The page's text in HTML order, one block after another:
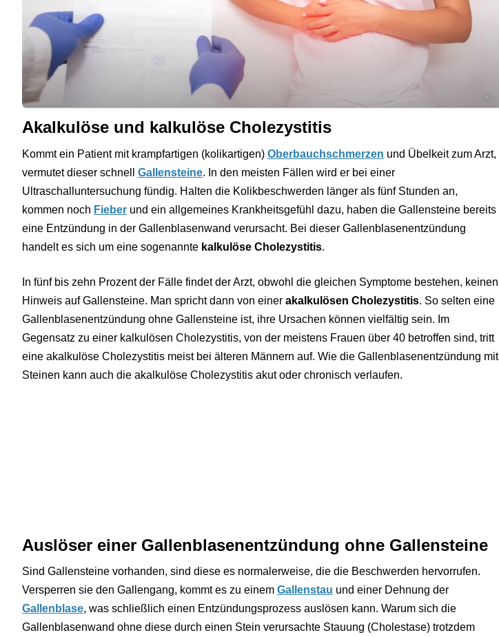
©
Akalkulöse und kalkulöse Cholezystitis
Kommt ein Patient mit krampfartigen (kolikartigen) Oberbauchschmerzen und Übelkeit zum Arzt,
vermutet dieser schnell Gallensteine. In den meisten Fällen wird er bei einer
Ultraschalluntersuchung fündig. Halten die Kolikbeschwerden länger als fünf Stunden an,
kommen noch Fieber und ein allgemeines Krankheitsgefühl dazu, haben die Gallensteine bereits
eine Entzündung in der Gallenblasenwand verursacht. Bei dieser Gallenblasenentzündung
handelt es sich um eine sogenannte kalkulöse Cholezystitis.
In fünf bis zehn Prozent der Fälle findet der Arzt, obwohl die gleichen Symptome bestehen, keinen
Hinweis auf Gallensteine. Man spricht dann von einer akalkulösen Cholezystitis. So selten eine
Gallenblasenentzündung ohne Gallensteine ist, ihre Ursachen können vielfältig sein. Im
Gegensatz zu einer kalkulösen Cholezystitis, von der meistens Frauen über 40 betroffen sind, tritt
eine akalkulöse Cholezystitis meist bei älteren Männern auf. Wie die Gallenblasenentzündung mit
Steinen kann auch die akalkulöse Cholezystitis akut oder chronisch verlaufen.
Auslöser einer Gallenblasenentzündung ohne Gallensteine
Sind Gallensteine vorhanden, sind diese es normalerweise, die die Beschwerden hervorrufen.
Versperren sie den Gallengang, kommt es zu einem Gallenstau und einer Dehnung der
Gallenblase, was schließlich einen Entzündungsprozess auslösen kann. Warum sich die
Gallenblasenwand ohne diese durch einen Stein verursachte Stauung (Cholestase) trotzdem